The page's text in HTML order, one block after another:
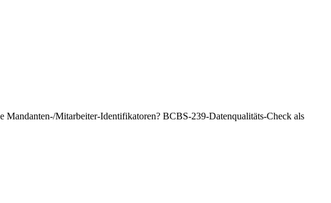
Mitarbeiter-Identifikatoren? BCBS-239-Datenqualitäts-Check als